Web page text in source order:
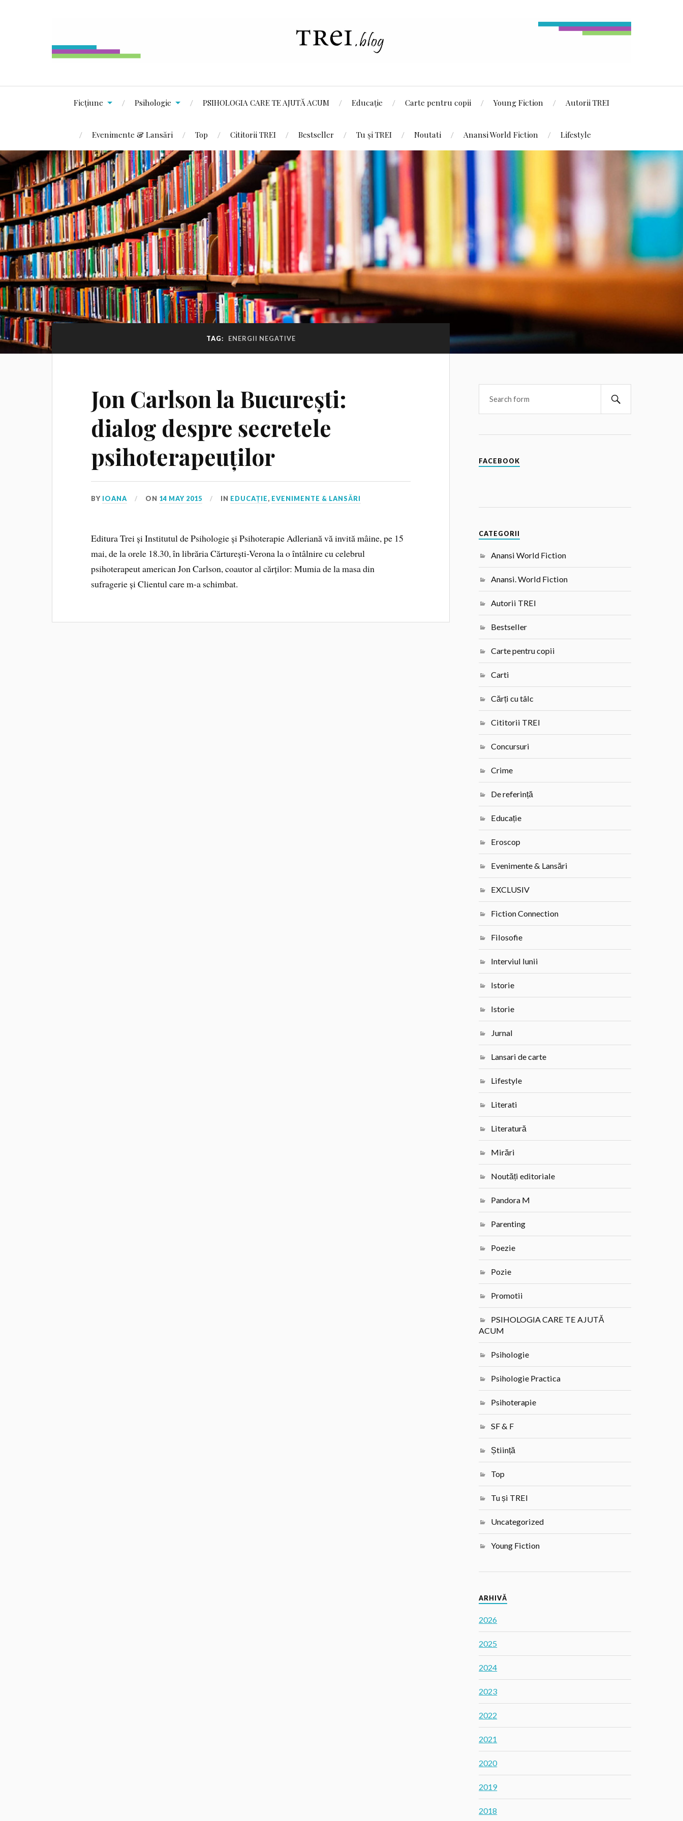
Ficțiune Psihologie PSIHOLOGIA CARE TE AJUTĂ ACUM Educație Carte pentru copii Young Fiction Autorii TREI
Evenimente & Lansări Top Cititorii TREI Bestseller Tu și TREI Noutati Anansi World Fiction Lifestyle
TAG: ENERGII NEGATIVE
Jon Carlson la București:
dialog despre secretele
psihoterapeuților
BY IOANA ON 14 MAY 2015 IN EDUCAȚIE, EVENIMENTE & LANSĂRI
Editura Trei și Institutul de Psihologie și Psihoterapie Adleriană vă invită mâine, pe 15
mai, de la orele 18.30, în librăria Cărturești-Verona la o întâlnire cu celebrul
psihoterapeut american Jon Carlson, coautor al cărților: Mumia de la masa din
sufragerie și Clientul care m-a schimbat.
FACEBOOK
CATEGORII
Anansi World Fiction
Anansi. World Fiction
Autorii TREI
Bestseller
Carte pentru copii
Carti
Cărți cu tâlc
Cititorii TREI
Concursuri
Crime
De referință
Educație
Eroscop
Evenimente & Lansări
EXCLUSIV
Fiction Connection
Filosofie
Interviul lunii
Istorie
Istorie
Jurnal
Lansari de carte
Lifestyle
Literati
Literatură
Mirări
Noutăți editoriale
Pandora M
Parenting
Poezie
Pozie
Promotii
PSIHOLOGIA CARE TE AJUTĂ
ACUM
Psihologie
Psihologie Practica
Psihoterapie
SF & F
Știință
Top
Tu și TREI
Uncategorized
Young Fiction
ARHIVĂ
2026
2025
2024
2023
2022
2021
2020
2019
2018